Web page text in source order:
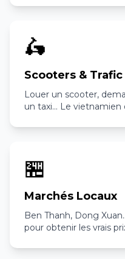
🛵
Scooters & Trafic
Louer un scooter,
un taxi... Le
🏪
Marchés Locaux
Ben Thanh, Dong
pour obtenir les vrais